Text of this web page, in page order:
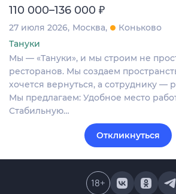
110 000–136 000 ₽
27 июля 2026 Москва
Коньково
Тануки
Мы — «Тануки», и мы строим не
ресторанов. Мы создаем
хочется вернуться, а сотруднику —
Мы предлагаем: Удобное место
Стабильную…
Откликнуться
18+